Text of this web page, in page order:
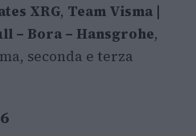
XRG, Team Visma |
– Bora – Hansgrohe,
seconda e terza